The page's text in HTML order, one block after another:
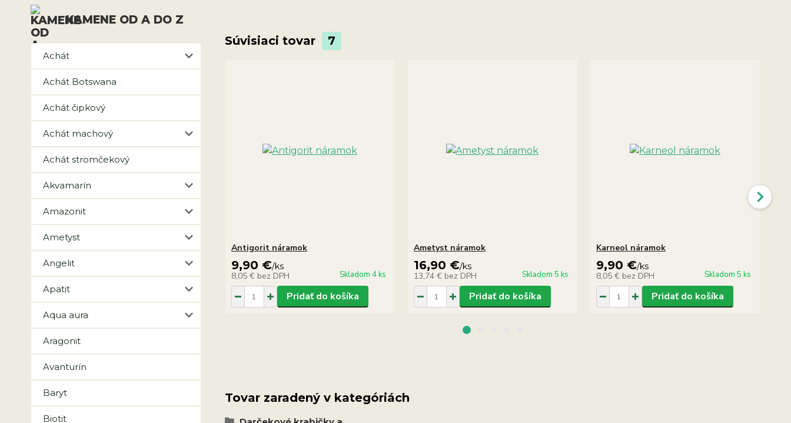
KAMENE OD A DO Z
Achát
Achát Botswana
Achát čipkový
Achát machový
Achát stromčekový
Akvamarín
Amazonit
Ametyst
Angelit
Apatit
Aqua aura
Aragonit
Avanturín
Baryt
Biotit
Súvisiaci tovar 7
Antigorit náramok
9,90 €/ks
8,05 € bez DPH Skladom 4 ks
Pridať do košíka
Ametyst náramok
16,90 €/ks
13,74 € bez DPH Skladom 5 ks
Pridať do košíka
Karneol náramok
9,90 €/ks
8,05 € bez DPH Skladom 5 ks
Pridať do košíka
Tovar zaradený v kategóriách